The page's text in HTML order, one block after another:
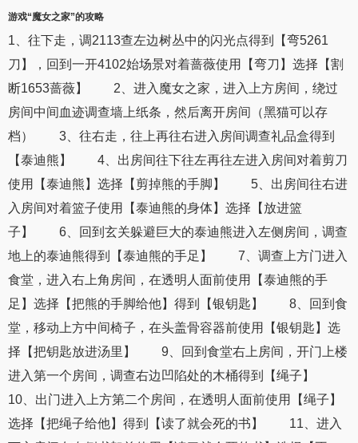
游戏“魔女之家”的攻略
1、往下走，调2113查左边树丛中的闪光点得到【弯5261
刀】，回到一开4102始场景对着蔷薇使用【弯刀】选择【割
断1653蔷薇】 2、进入魔女之家，进入上方房间，绕过
房间中间血迹调查墙上纸条，然后离开房间（黑猫可以存
档） 3、往右走，往上再往右进入房间调查礼品盒得到
【泰迪熊】 4、出房间往下往左再往左进入房间对着剪刀
使用【泰迪熊】选择【剪掉熊的手脚】 5、出房间往右进
入房间对着篮子使用【泰迪熊的身体】选择【放进篮
子】 6、回到玄关躲避巨大的泰迪熊进入左侧房间，调查
地上的泰迪熊得到【泰迪熊的手足】 7、调查上方门进入
食堂，进入右上角房间，在透明人面前使用【泰迪熊的手
足】选择【把熊的手脚给他】得到【银钥匙】 8、回到食
堂，移动上方中间椅子，在头盖骨容器前使用【银钥匙】选
择【把钥匙放进汤里】 9、回到食堂右上房间，开门上楼
进入第一个房间，调查右边凹陷处的木桶得到【绳子】
10、出门进入上方第二个房间，在透明人面前使用【绳子】
选择【把绳子给他】得到【读了就会死的书】 11、进入